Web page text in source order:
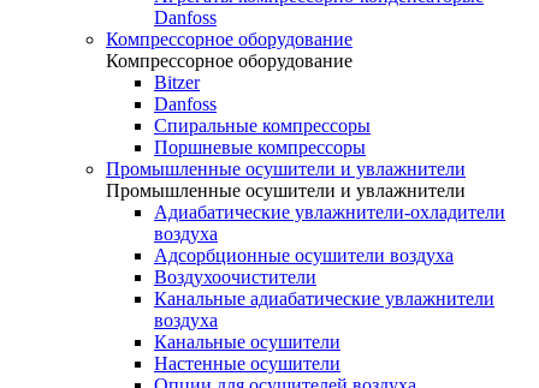
Danfoss
Компрессорное оборудование
Компрессорное оборудование
Bitzer
Danfoss
Спиральные компрессоры
Поршневые компрессоры
Промышленные осушители и увлажнители
Промышленные осушители и увлажнители
Адиабатические увлажнители-охладители
воздуха
Адсорбционные осушители воздуха
Воздухоочистители
Канальные адиабатические увлажнители
воздуха
Канальные осушители
Настенные осушители